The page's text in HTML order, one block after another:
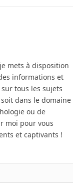
mets à disposition
informations et
tous les sujets
dans le domaine
ou de
moi pour vous
et captivants !